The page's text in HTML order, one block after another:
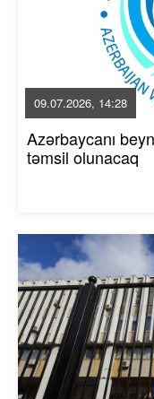
09.07.2026, 14:28
Azərbaycanı
təmsil olunacaq